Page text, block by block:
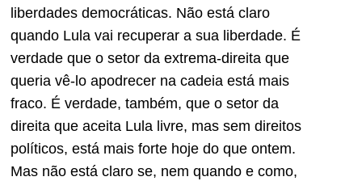
liberdades democráticas. Não está claro
quando Lula vai recuperar a sua liberdade. É
verdade que o setor da extrema-direita que
queria vê-lo apodrecer na cadeia está mais
fraco. É verdade, também, que o setor da
direita que aceita Lula livre, mas sem direitos
políticos, está mais forte hoje do que ontem.
Mas não está claro se, nem quando e como,